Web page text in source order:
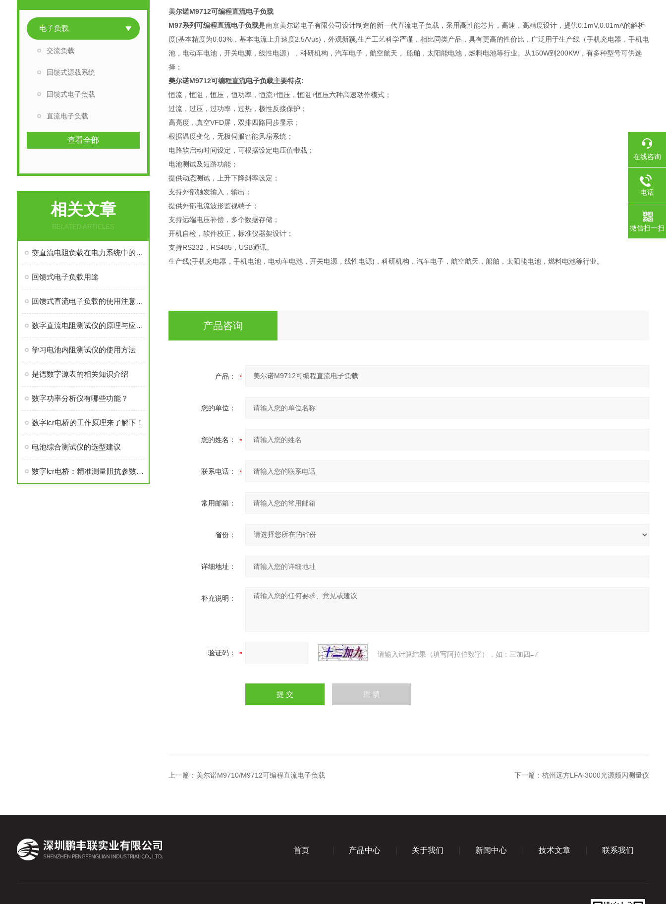
电子负载
交流负载
回馈式源载系统
回馈式电子负载
直流电子负载
查看全部
相关文章
RELATED ARTICLES
交直流电阻负载在电力系统中的应用
回馈式电子负载用途
回馈式直流电子负载的使用注意事项
数字直流电阻测试仪的原理与应用分析
学习电池内阻测试仪的使用方法
是德数字源表的相关知识介绍
数字功率分析仪有哪些功能？
数字lcr电桥的工作原理来了解下！
电池综合测试仪的选型建议
数字lcr电桥：精准测量阻抗参数的核心技术解析
美尔诺M9712可编程直流电子负载
M97系列可编程直流电子负载是南京美尔诺电子有限公司设计制造的新一代直流电子负载，采用高性能芯片，高速，高精度设计，提供0.1mV,0.01mA的解析
度(基本精度为0.03%，基本电流上升速度2.5A/us)，外观新颖,生产工艺科学严谨，相比同类产品，具有更高的性价比，广泛用于生产线（手机充电器，手机电
池，电动车电池，开关电源，线性电源），科研机构，汽车电子，航空航天， 船舶，太阳能电池，燃料电池等行业。从150W到200KW，有多种型号可供选
择；
美尔诺M9712可编程直流电子负载主要特点:
恒流，恒阻，恒压，恒功率，恒流+恒压，恒阻+恒压六种高速动作模式；
过流，过压，过功率，过热，极性反接保护；
高亮度，真空VFD屏，双排四路同步显示；
根据温度变化，无极伺服智能风扇系统；
电路软启动时间设定，可根据设定电压值带载；
电池测试及短路功能；
提供动态测试，上升下降斜率设定；
支持外部触发输入，输出；
提供外部电流波形监视端子；
支持远端电压补偿，多个数据存储；
开机自检，软件校正，标准仪器架设计；
支持RS232，RS485，USB通讯。
生产线(手机充电器，手机电池，电动车电池，开关电源，线性电源)，科研机构，汽车电子，航空航天，船舶，太阳能电池，燃料电池等行业。
产品咨询
产品：
您的单位：
您的姓名：
联系电话：
常用邮箱：
省份：
详细地址：
补充说明：
验证码： 请输入计算结果（填写阿拉伯数字），如：三加四=7
上一篇： 美尔诺M9710/M9712可编程直流电子负载 下一篇：杭州远方LFA-3000光源频闪测量仪
首页 产品中心 关于我们 新闻中心 技术文章 联系我们
在线咨询
电话
微信扫一扫